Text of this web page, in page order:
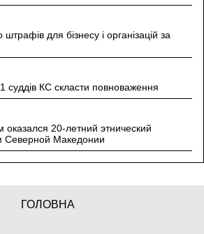
для бізнесу і організацій за
суддів КС скласти повноваження
оказался 20-летний этнический
Северной Македонии
ГОЛОВНА